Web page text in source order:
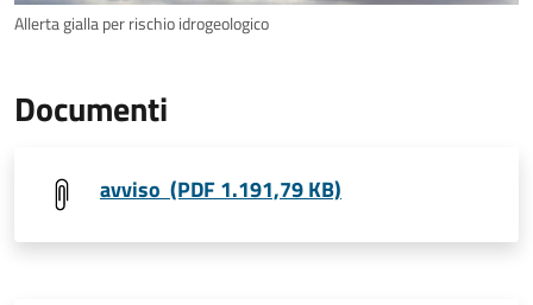
Allerta gialla per rischio idrogeologico
Documenti
avviso (PDF 1.191,79 KB)